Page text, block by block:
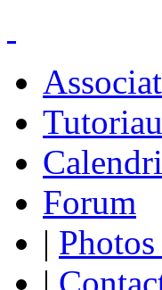
Forum
|